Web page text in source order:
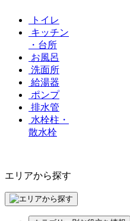
トイレ
キッチン
・台所
お風呂
洗面所
給湯器
ポンプ
排水管
水栓柱・
散水栓
エリアから探す